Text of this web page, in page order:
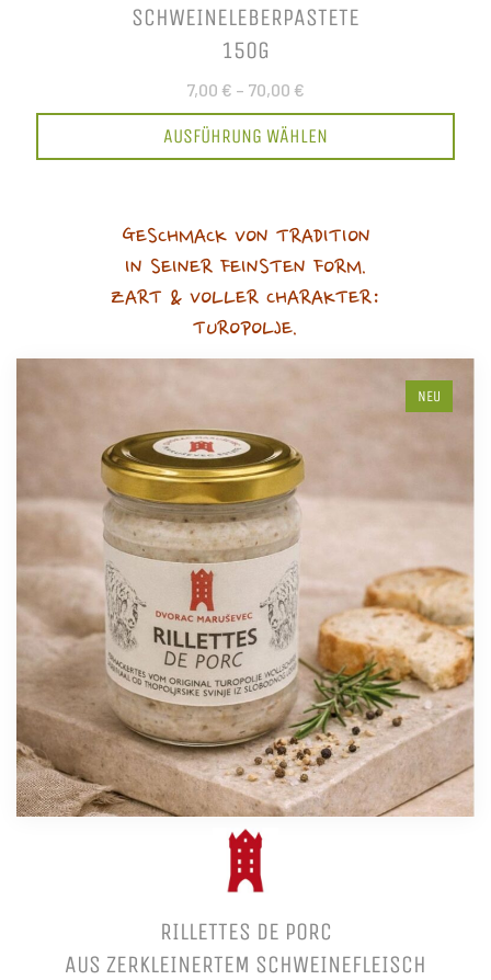
SCHWEINELEBERPASTETE
150G
7,00 € – 70,00 €
AUSFÜHRUNG WÄHLEN
GESCHMACK VON TRADITION
IN SEINER FEINSTEN FORM.
ZART & VOLLER CHARAKTER:
TUROPOLJE.
NEU
RILLETTES DE PORC
AUS ZERKLEINERTEM SCHWEINEFLEISCH